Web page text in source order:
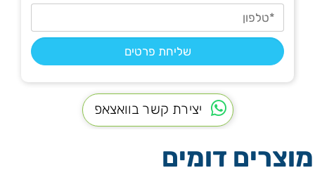
יצירת קשר בוואצאפ
מוצרים דומים